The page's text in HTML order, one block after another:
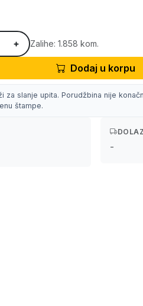
Zalihe: 1.858 kom.
Dodaj u korpu
za slanje upita. Porudžbina nije
štampe.
-